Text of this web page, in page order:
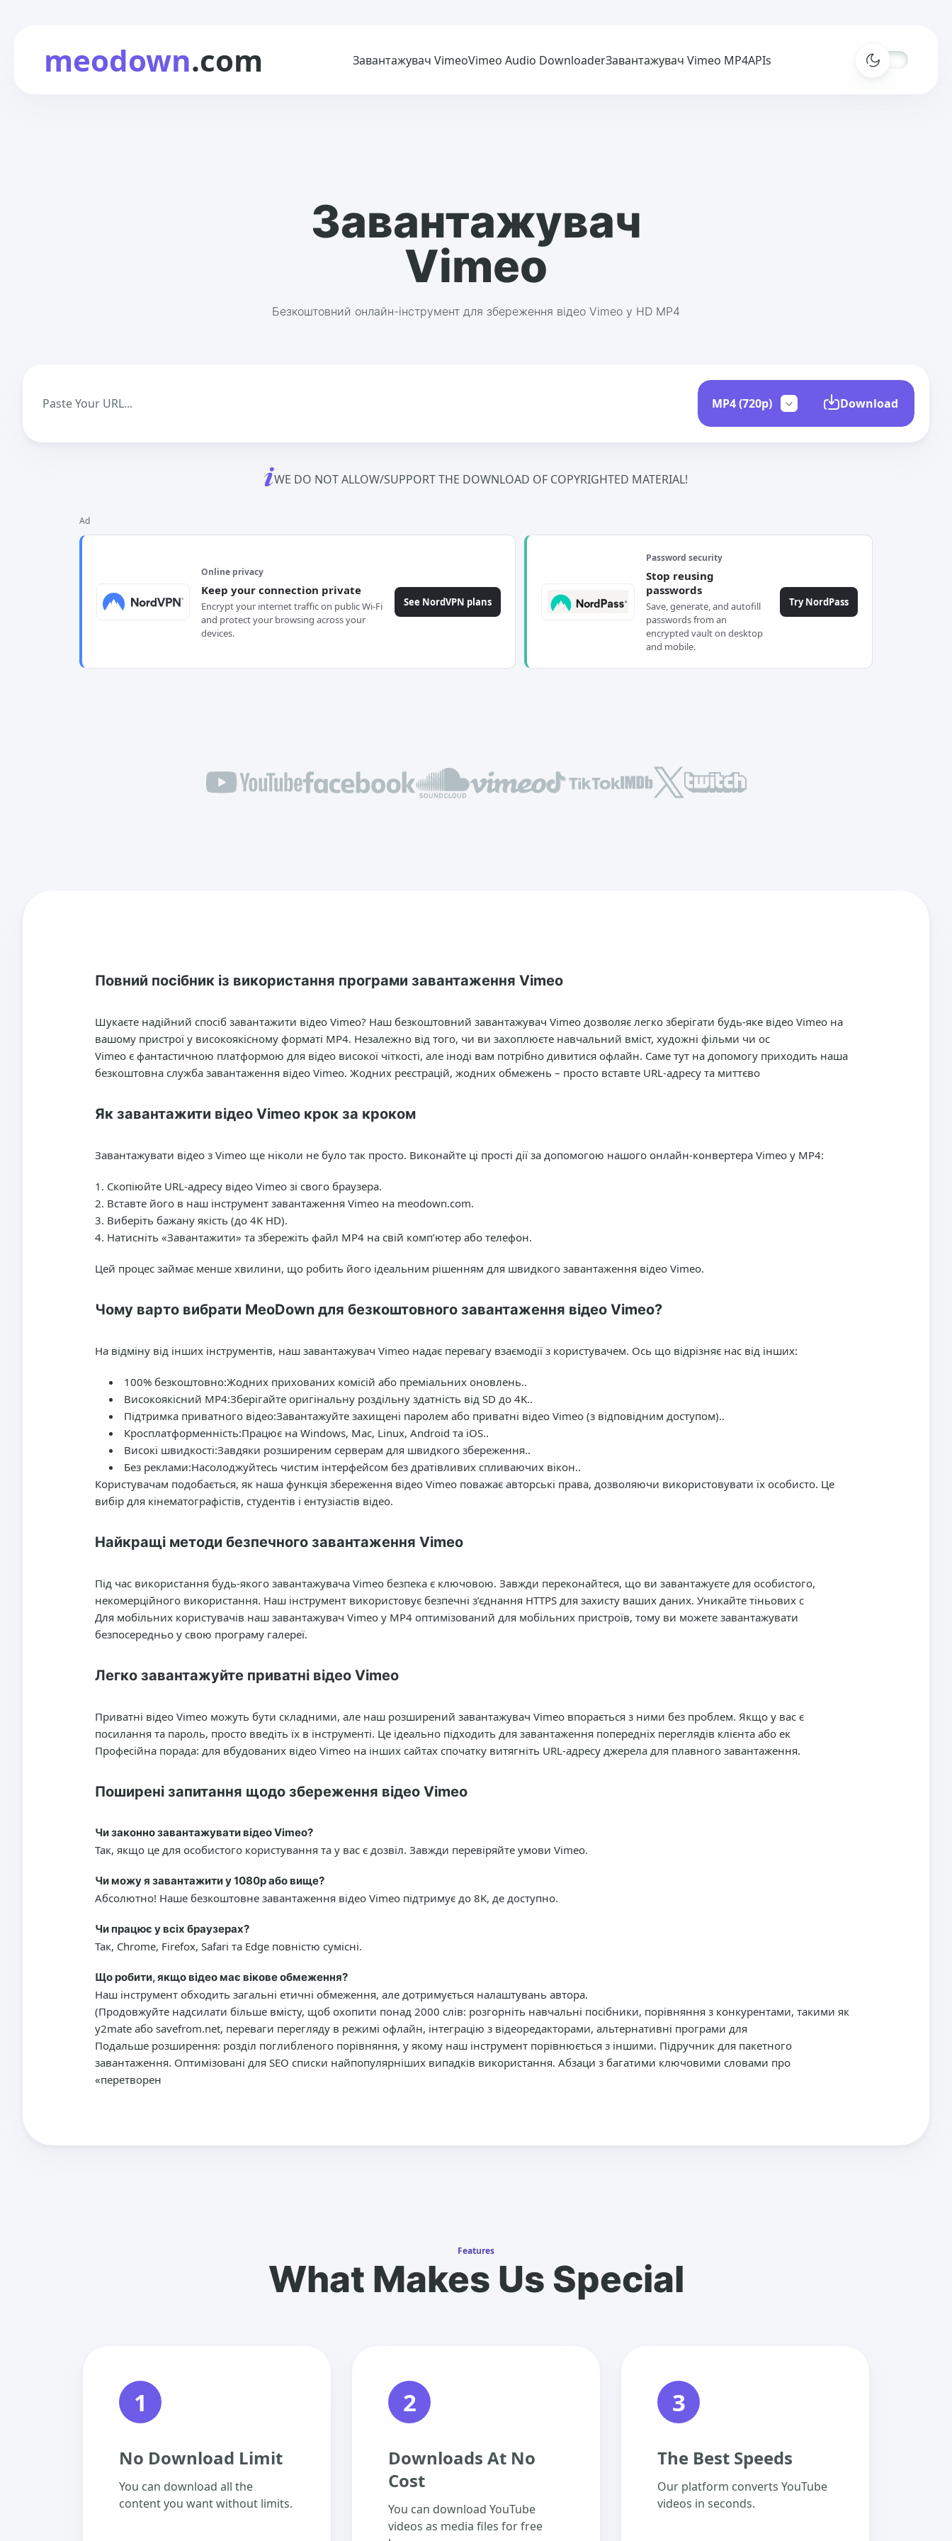
meodown.com Завантажувач VimeoVimeo Audio DownloaderЗавантажувач Vimeo MP4APIs
Завантажувач
Vimeo
Безкоштовний онлайн-інструмент для збереження відео Vimeo у HD MP4
Download
WE DO NOT ALLOW/SUPPORT THE DOWNLOAD OF COPYRIGHTED MATERIAL!
Ad
Online privacy
Keep your connection private
Encrypt your internet traffic on public Wi-Fi
and protect your browsing across your
devices.
See NordVPN plans
Password security
Stop reusing
passwords
Save, generate, and autofill
passwords from an
encrypted vault on desktop
and mobile.
Try NordPass
Повний посібник із використання програми завантаження Vimeo
Шукаєте надійний спосіб завантажити відео Vimeo? Наш безкоштовний завантажувач Vimeo дозволяє легко зберігати будь-яке відео Vimeo на
вашому пристрої у високоякісному форматі MP4. Незалежно від того, чи ви захоплюєте навчальний вміст, художні фільми чи ос
Vimeo є фантастичною платформою для відео високої чіткості, але іноді вам потрібно дивитися офлайн. Саме тут на допомогу приходить наша
безкоштовна служба завантаження відео Vimeo. Жодних реєстрацій, жодних обмежень – просто вставте URL-адресу та миттєво
Як завантажити відео Vimeo крок за кроком
Завантажувати відео з Vimeo ще ніколи не було так просто. Виконайте ці прості дії за допомогою нашого онлайн-конвертера Vimeo у MP4:
Скопіюйте URL-адресу відео Vimeo зі свого браузера.
Вставте його в наш інструмент завантаження Vimeo на meodown.com.
Виберіть бажану якість (до 4K HD).
Натисніть «Завантажити» та збережіть файл MP4 на свій комп’ютер або телефон.
Цей процес займає менше хвилини, що робить його ідеальним рішенням для швидкого завантаження відео Vimeo.
Чому варто вибрати MeoDown для безкоштовного завантаження відео Vimeo?
На відміну від інших інструментів, наш завантажувач Vimeo надає перевагу взаємодії з користувачем. Ось що відрізняє нас від інших:
100% безкоштовно:Жодних прихованих комісій або преміальних оновлень..
Високоякісний MP4:Зберігайте оригінальну роздільну здатність від SD до 4K..
Підтримка приватного відео:Завантажуйте захищені паролем або приватні відео Vimeo (з відповідним доступом)..
Кросплатформенність:Працює на Windows, Mac, Linux, Android та iOS..
Високі швидкості:Завдяки розширеним серверам для швидкого збереження..
Без реклами:Насолоджуйтесь чистим інтерфейсом без дратівливих спливаючих вікон..
Користувачам подобається, як наша функція збереження відео Vimeo поважає авторські права, дозволяючи використовувати їх особисто. Це
вибір для кінематографістів, студентів і ентузіастів відео.
Найкращі методи безпечного завантаження Vimeo
Під час використання будь-якого завантажувача Vimeo безпека є ключовою. Завжди переконайтеся, що ви завантажуєте для особистого,
некомерційного використання. Наш інструмент використовує безпечні з’єднання HTTPS для захисту ваших даних. Уникайте тіньових с
Для мобільних користувачів наш завантажувач Vimeo у MP4 оптимізований для мобільних пристроїв, тому ви можете завантажувати
безпосередньо у свою програму галереї.
Легко завантажуйте приватні відео Vimeo
Приватні відео Vimeo можуть бути складними, але наш розширений завантажувач Vimeo впорається з ними без проблем. Якщо у вас є
посилання та пароль, просто введіть їх в інструменті. Це ідеально підходить для завантаження попередніх переглядів клієнта або ек
Професійна порада: для вбудованих відео Vimeo на інших сайтах спочатку витягніть URL-адресу джерела для плавного завантаження.
Поширені запитання щодо збереження відео Vimeo
Чи законно завантажувати відео Vimeo?
Так, якщо це для особистого користування та у вас є дозвіл. Завжди перевіряйте умови Vimeo.
Чи можу я завантажити у 1080p або вище?
Абсолютно! Наше безкоштовне завантаження відео Vimeo підтримує до 8K, де доступно.
Чи працює у всіх браузерах?
Так, Chrome, Firefox, Safari та Edge повністю сумісні.
Що робити, якщо відео має вікове обмеження?
Наш інструмент обходить загальні етичні обмеження, але дотримується налаштувань автора.
(Продовжуйте надсилати більше вмісту, щоб охопити понад 2000 слів: розгорніть навчальні посібники, порівняння з конкурентами, такими як
y2mate або savefrom.net, переваги перегляду в режимі офлайн, інтеграцію з відеоредакторами, альтернативні програми для
Подальше розширення: розділ поглибленого порівняння, у якому наш інструмент порівнюється з іншими. Підручник для пакетного
завантаження. Оптимізовані для SEO списки найпопулярніших випадків використання. Абзаци з багатими ключовими словами про
«перетворен
Features
What Makes Us Special
1
No Download Limit
You can download all the
content you want without limits.
2
Downloads At No
Cost
You can download YouTube
videos as media files for free
3
The Best Speeds
Our platform converts YouTube
videos in seconds.